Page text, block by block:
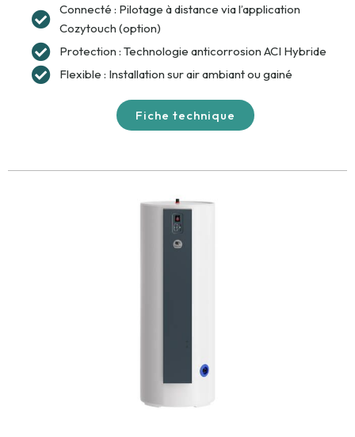
Connecté : Pilotage à distance via l’application
Cozytouch (option)
Protection : Technologie anticorrosion ACI Hybride
Flexible : Installation sur air ambiant ou gainé
Fiche technique